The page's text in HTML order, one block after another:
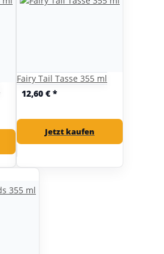
Fairy Tail Tasse 355 ml
12,60 € *
Jetzt kaufen